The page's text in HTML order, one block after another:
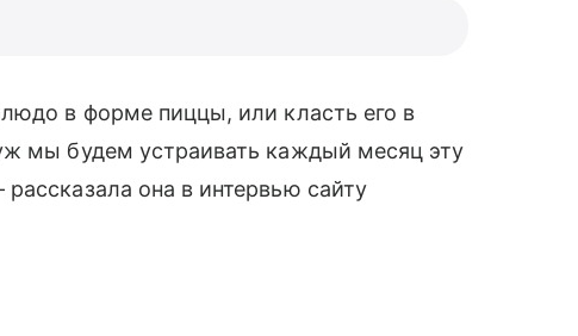
в форме пиццы, или класть его в
мы будем устраивать каждый месяц эту
она в интервью сайту